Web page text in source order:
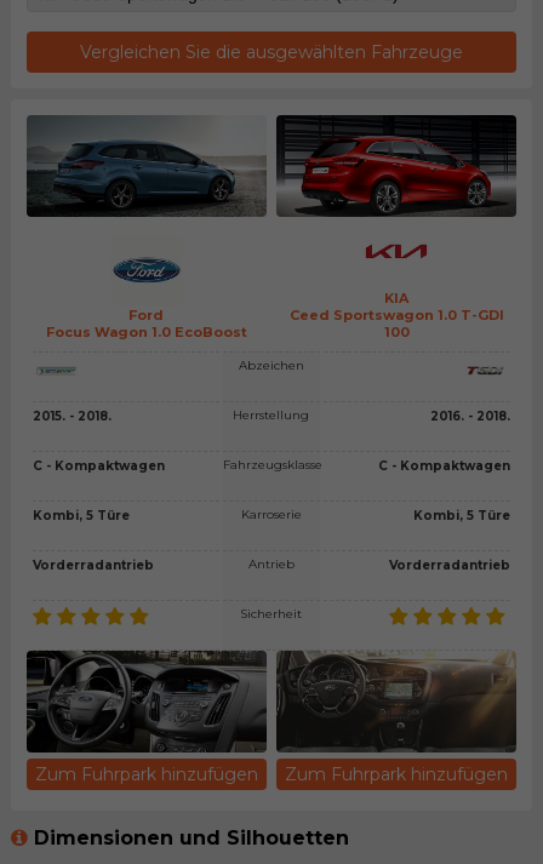
Vergleichen Sie die ausgewählten Fahrzeuge
Ford
Focus Wagon 1.0 EcoBoost
KIA
Ceed Sportswagon 1.0 T-GDI
100
2015. - 2018.
C - Kompaktwagen
Kombi, 5 Türe
Vorderradantrieb
Abzeichen
Herrstellung
Fahrzeugsklasse
Karroserie
Antrieb
Sicherheit
2016. - 2018.
C - Kompaktwagen
Kombi, 5 Türe
Vorderradantrieb
Zum Fuhrpark hinzufügen Zum Fuhrpark hinzufügen
Dimensionen und Silhouetten